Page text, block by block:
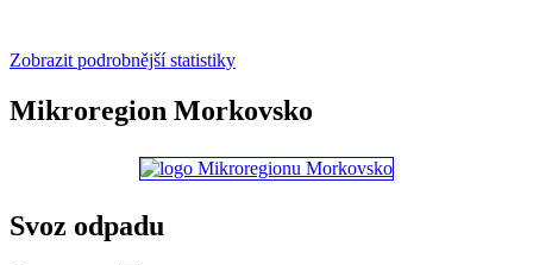
Zobrazit podrobnější statistiky
Mikroregion Morkovsko
Svoz odpadu